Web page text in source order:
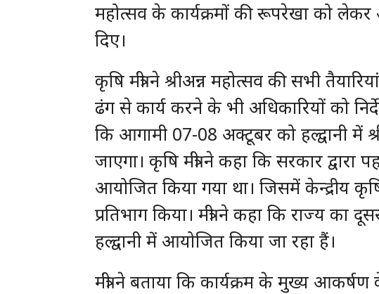
महोत्सव के कार्यक्रमों की रूपरेखा को
दिए।
कृषि मंत्री ने श्रीअन्न महोत्सव की सभी
ढंग से कार्य करने के भी अधिकारियों को
कि आगामी 07-08 अक्टूबर को हल्द्वानी में
जाएगा। कृषि मंत्री ने कहा कि सरकार द्वारा
आयोजित किया गया था। जिसमें केन्द्रीय कृषि
प्रतिभाग किया। मंत्री ने कहा कि राज्य का
हल्द्वानी में आयोजित किया जा रहा हैं।
मंत्री ने बताया कि कार्यक्रम के मुख्य